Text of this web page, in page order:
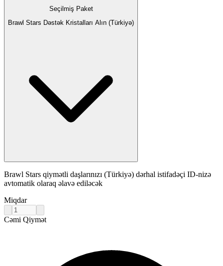
Seçilmiş Paket
Brawl Stars Dəstək Kristalları Alın (Türkiyə)
Brawl Stars qiymətli daşlarınızı (Türkiyə) dərhal istifadəçi ID-nizə
avtomatik olaraq əlavə ediləcək
Miqdar
Cəmi Qiymət